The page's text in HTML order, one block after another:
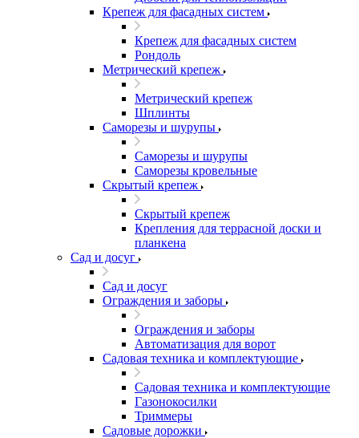
Крепеж для фасадных систем
Крепеж для фасадных систем
Рондоль
Метрический крепеж
Метрический крепеж
Шплинты
Саморезы и шурупы
Саморезы и шурупы
Саморезы кровельные
Скрытый крепеж
Скрытый крепеж
Крепления для террасной доски и
планкена
Сад и досуг
Сад и досуг
Ограждения и заборы
Ограждения и заборы
Автоматизация для ворот
Садовая техника и комплектующие
Садовая техника и комплектующие
Газонокосилки
Триммеры
Садовые дорожки